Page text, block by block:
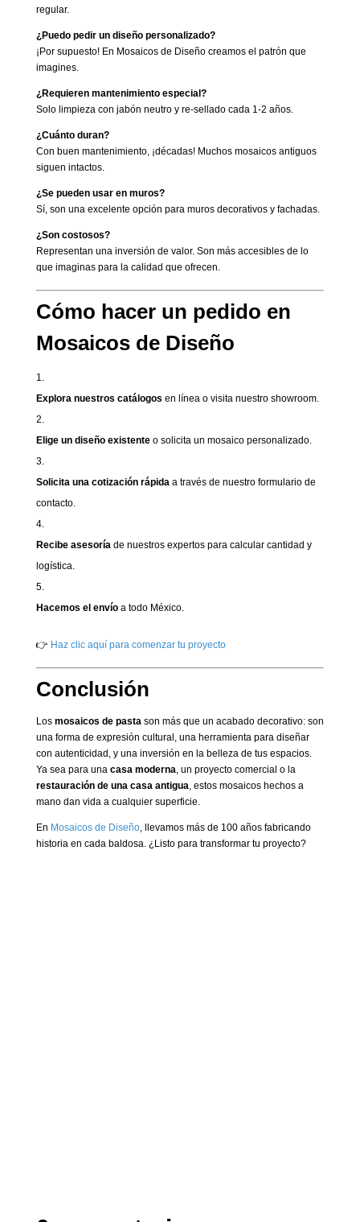
regular.
¿Puedo pedir un diseño personalizado?
¡Por supuesto! En Mosaicos de Diseño creamos el patrón que
imagines.
¿Requieren mantenimiento especial?
Solo limpieza con jabón neutro y re-sellado cada 1-2 años.
¿Cuánto duran?
Con buen mantenimiento, ¡décadas! Muchos mosaicos antiguos
siguen intactos.
¿Se pueden usar en muros?
Sí, son una excelente opción para muros decorativos y fachadas.
¿Son costosos?
Representan una inversión de valor. Son más accesibles de lo
que imaginas para la calidad que ofrecen.
Cómo hacer un pedido en
Mosaicos de Diseño
Explora nuestros catálogos en línea o visita nuestro showroom.
Elige un diseño existenteo solicita un mosaico personalizado.
Solicita una cotización rápida a través de nuestro formulario de
contacto.
Recibe asesoría de nuestros expertos para calcular cantidad y
logística.
Hacemos el envíoa todo México.
👉 Haz clic aquí para comenzar tu proyecto
Conclusión
Los mosaicos de pasta son más que un acabado decorativo: son
una forma de expresión cultural, una herramienta para diseñar
con autenticidad, y una inversión en la belleza de tus espacios.
Ya sea para una casa moderna , un proyecto comercial o la
restauración de una casa antigua , estos mosaicos hechos a
mano dan vida a cualquier superficie.
En Mosaicos de Diseño, llevamos más de 100 años fabricando
historia en cada baldosa. ¿Listo para transformar tu proyecto?